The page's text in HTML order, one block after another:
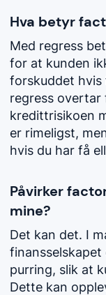
Hva betyr
Med regress
for at kunden
forskuddet hvis
regress overtar
kredittrisikoen
er rimeligst,
hvis du har få
Påvirker
mine?
Det kan det. I
purring, slik at
Dette kan